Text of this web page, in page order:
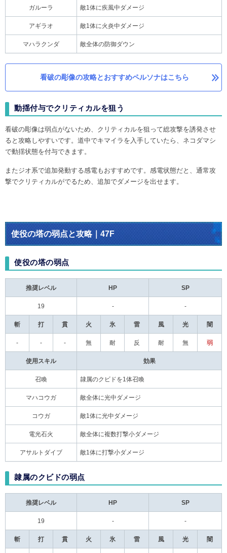
ガルーラ 敵1体に疾風中ダメージ
アギラオ 敵1体に火炎中ダメージ
マハラクンダ 敵全体の防御ダウン
看破の彫像の攻略とおすすめペルソナはこちら
動揺付与でクリティカルを狙う
看破の彫像は弱点がないため、クリティカルを狙って総攻撃を誘発させ
ると攻略しやすいです。道中でキマイラを入手していたら、ネコダマシ
で動揺状態を付与できます。
またジオ系で追加発動する感電もおすすめです。感電状態だと、通常攻
撃でクリティカルがでるため、追加でダメージを出せます。
使役の塔の弱点と攻略｜47F
使役の塔の弱点
推奨レベル HP SP
19 - -
斬 打 貫 火 氷 雷 風 光 闇
- - - 無 耐 反 耐 無 弱
使用スキル 効果
召喚 隷属のクビドを1体召喚
マハコウガ 敵全体に光中ダメージ
コウガ 敵1体に光中ダメージ
電光石火 敵全体に複数打撃小ダメージ
アサルトダイブ 敵1体に打撃小ダメージ
隷属のクビドの弱点
推奨レベル HP SP
19 - -
斬 打 貫 火 氷 雷 風 光 闇